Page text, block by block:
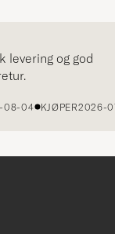
og god
KJØPER2026-07-26